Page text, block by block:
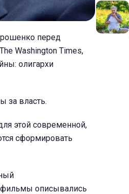
перед
Washington Times,
олигархи
за власть.
этой современной,
сформировать
фильмы описывались